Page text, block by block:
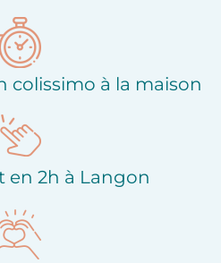
colissimo à la maison
en 2h à Langon